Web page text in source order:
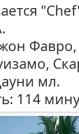
мл.
114